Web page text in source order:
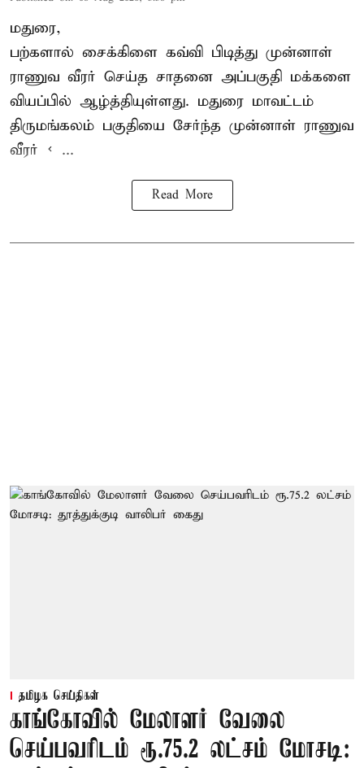
மதுரை,
பற்களால் சைக்கிளை கவ்வி பிடித்து முன்னாள்
ராணுவ வீரர் செய்த சாதனை அப்பகுதி மக்களை
வியப்பில் ஆழ்த்தியுள்ளது. மதுரை மாவட்டம்
திருமங்கலம் பகுதியை சேர்ந்த முன்னாள் ராணுவ
வீரர் < ...
Read More
தமிழக செய்திகள்
காங்கோவில் மேலாளர் வேலை
செய்பவரிடம் ரூ.75.2 லட்சம் மோசடி: